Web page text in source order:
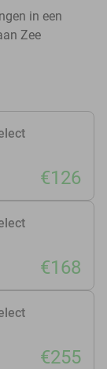
in een
Zee
€126
€168
€255